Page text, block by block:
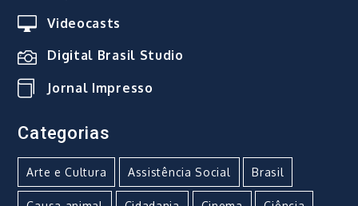
Videocasts
Digital Brasil Studio
Jornal Impresso
Categorias
Arte e Cultura Assistência Social Brasil